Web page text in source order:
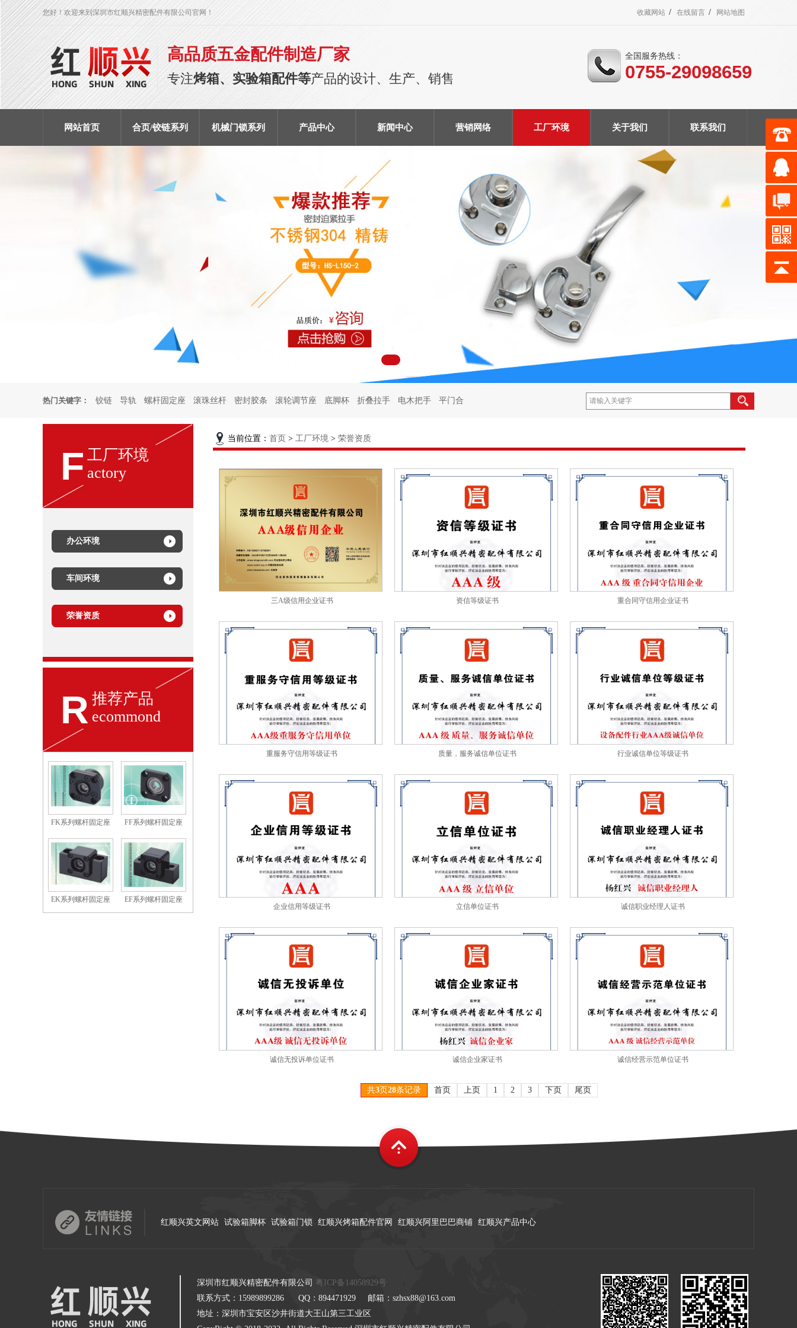
您好！欢迎来到深圳市红顺兴精密配件有限公司官网！ 收藏网站 / 在线留言 / 网站地图
高品质五金配件制造厂家
专注烤箱、实验箱配件等产品的设计、生产、销售
全国服务热线：
0755-29098659
网站首页 合页/铰链系列 机械门锁系列 产品中心 新闻中心 营销网络 工厂环境 关于我们 联系我们
热门关键字： 铰链 导轨 螺杆固定座 滚珠丝杆 密封胶条 滚轮调节座 底脚杯 折叠拉手 电木把手 平门合
烤箱合页 试验箱铰链 厨柜门锁 冷柜门锁 冷库门锁
门扣 雀锁
F 工厂环境
actory
办公环境
车间环境
荣誉资质
R 推荐产品
ecommond
FK系列螺杆固定座 FF系列螺杆固定座
EK系列螺杆固定座 EF系列螺杆固定座
当前位置： 首页 > 工厂环境 > 荣誉资质
三A级信用企业证书 资信等级证书 重合同守信用企业证书
重服务守信用等级证书 质量，服务诚信单位证书 行业诚信单位等级证书
企业信用等级证书 立信单位证书 诚信职业经理人证书
诚信无投诉单位证书 诚信企业家证书 诚信经营示范单位证书
共3页28条记录 首页 上页 1 2 3 下页 尾页
红顺兴英文网站 试验箱脚杯 试验箱门锁 红顺兴烤箱配件官网 红顺兴阿里巴巴商铺 红顺兴产品中心
深圳市红顺兴精密配件有限公司
粤ICP备14058929号
联系方式：15989899286 QQ：894471929 邮箱：szhsx88@163.com
地址：深圳市宝安区沙井街道大王山第三工业区